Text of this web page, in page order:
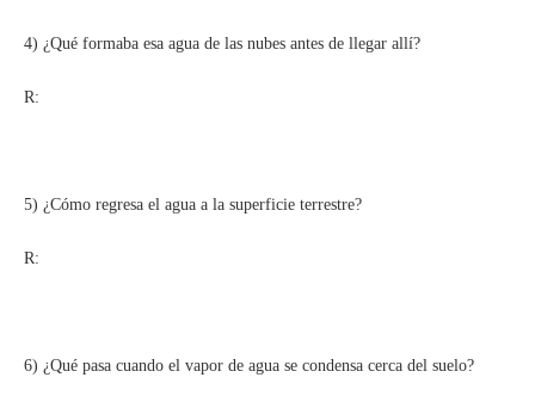
4) ¿Qué formaba esa agua de las nubes antes de llegar allí?
R:
5) ¿Cómo regresa el agua a la superficie terrestre?
R:
6) ¿Qué pasa cuando el vapor de agua se condensa cerca del suelo?